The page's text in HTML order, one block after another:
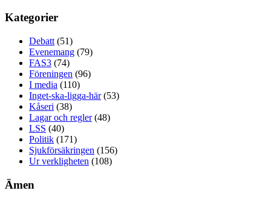
Kategorier
Debatt (51)
Evenemang (79)
FAS3 (74)
Föreningen (96)
I media (110)
Inget-ska-ligga-här(53)
Kåseri (38)
Lagar och regler(48)
LSS (40)
Politik (171)
Sjukförsäkringen (156)
Ur verkligheten (108)
Ämen